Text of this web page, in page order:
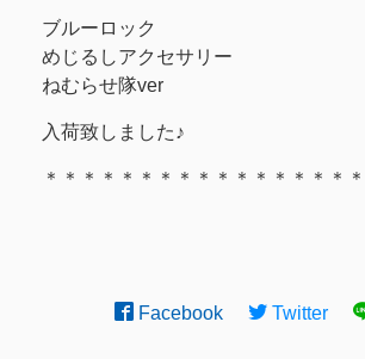
ブルーロック
めじるしアクセサリー
ねむらせ隊ver
入荷致しました♪
＊＊＊＊＊＊＊＊＊＊＊＊＊＊＊＊
Facebook Twitter